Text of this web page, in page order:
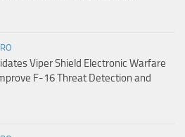
Viper Shield Electronic Warfare
F-16 Threat Detection and